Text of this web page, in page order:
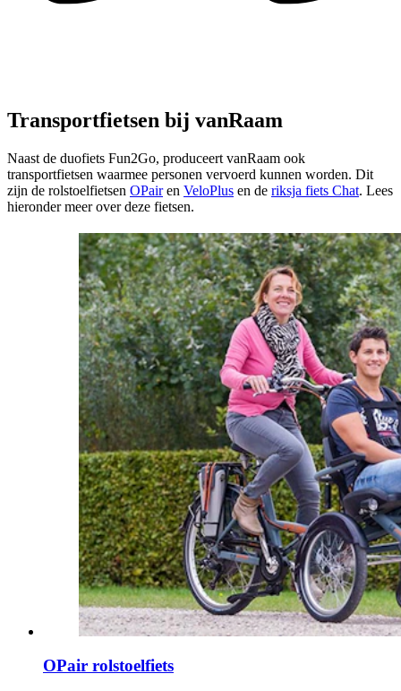
Transportfietsen bij vanRaam
Naast de duofiets Fun2Go, produceert vanRaam ook
transportfietsen waarmee personen vervoerd kunnen worden. Dit
zijn de rolstoelfietsen OPairen VeloPlus en de riksja fiets Chat. Lees
hieronder meer over deze fietsen.
OPair rolstoelfiets